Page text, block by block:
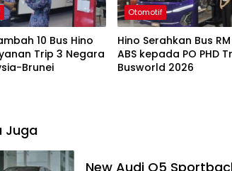
10 Bus Hino
Trip 3 Negara
Brunei
Otomotif
Hino Serahkan Bus
ABS kepada PO PHD
Busworld 2026
Juga
New Audi Q5